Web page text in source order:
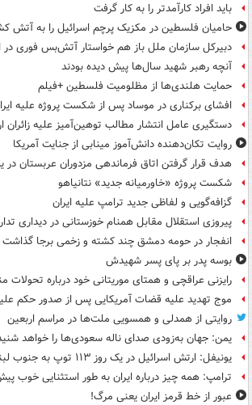
باید افراد کارآمدتر را به کار گرفت
حامیان فلسطین در مکزیک پرچم اسرائیل را به آتش
دبیرکل سازمان ملل باز هم خواستار آتش‌بس فوری در
آنچه رهبر شهید سال‌ها پیش دیده بودند
حمایت هلندی‌ها از مظلومیت فلسطین +فیلم
افشای برکناری در موساد پس از شکست پروژه علیه
دستگیری عامل انتشار مطالب توهین‌آمیز علیه
روایت تکان‌دهنده دانش‌آموز مینابی از جنایت آمریکا
هدف قرار گرفتن اتاق‌ فرماندهی مزدوران عربستان در
شکست پروژه «خاورمیانه جدید» نتانیاهو
گزافه‌گویی و لفاظی جدید ترامپ علیه ایران
پیروزی استقلال مقابل همنام خوزستانی در دیداری
انفجار در حومه دمشق چند کشته و زخمی برجا گذاشت
بوسه‌ پدر بر پای پسر شهیدش
رایزنی عراقچی و همتای موریتانی خود درباره تحولات
موج تهدید علیه قضات آمریکایی پس از صدور حکم
روایتی از همدلی و همسویی ملت‌ها در مراسم اربعین
یمن: جهان به‌زودی صدای ناله سعودی‌ها را خواهد
یونیفل: ارتش اسرائیل در یک روز ۱۱۳ توپ به جنوب لبنان شلیک کرده است
ترامپ: همه چیز درباره ایران به طور استثنایی خوب
عبور از خط قرمز ایران یعنی مرگ!